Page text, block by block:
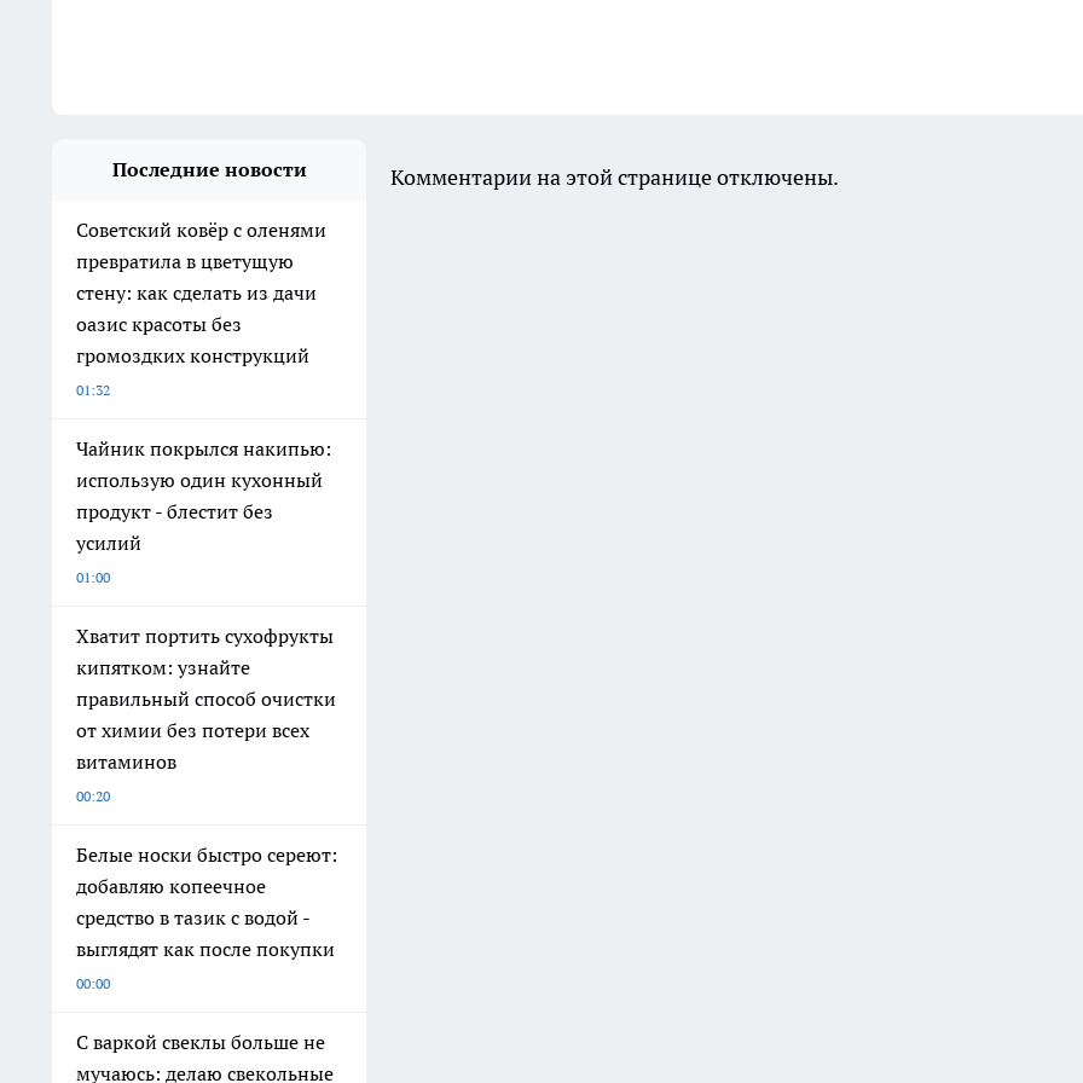
Последние новости
Советский ковёр с оленями
превратила в цветущую
стену: как сделать из дачи
оазис красоты без
громоздких конструкций
01:32
Чайник покрылся накипью:
использую один кухонный
продукт - блестит без
усилий
01:00
Хватит портить сухофрукты
кипятком: узнайте
правильный способ очистки
от химии без потери всех
витаминов
00:20
Белые носки быстро сереют:
добавляю копеечное
средство в тазик с водой -
выглядят как после покупки
00:00
С варкой свеклы больше не
мучаюсь: делаю свекольные
Комментарии на этой странице отключены.